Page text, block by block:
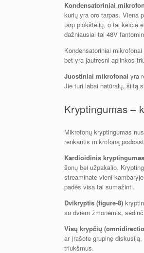
Kondensatoriniai
kurių yra oro tarpas. Viena
tarp plokštelių, o tai keičia
dažniausiai tai 48V
Kondensatoriniai
bet yra jautresni aplinkos
Juostiniai mikrofonai yra
Jie turi labai natūralų, šiltą
Kryptingumas –
Mikrofonų kryptingumas
renkantis mikrofoną
Kardioidinis kryptingumas
šonų bei užpakalio.
streaminate vieni
padės visa tai sumažinti.
Dvikryptis (figure-8)
su dviem žmonėmis,
Visų krypčių
ar įrašote grupinę
triukšmus.